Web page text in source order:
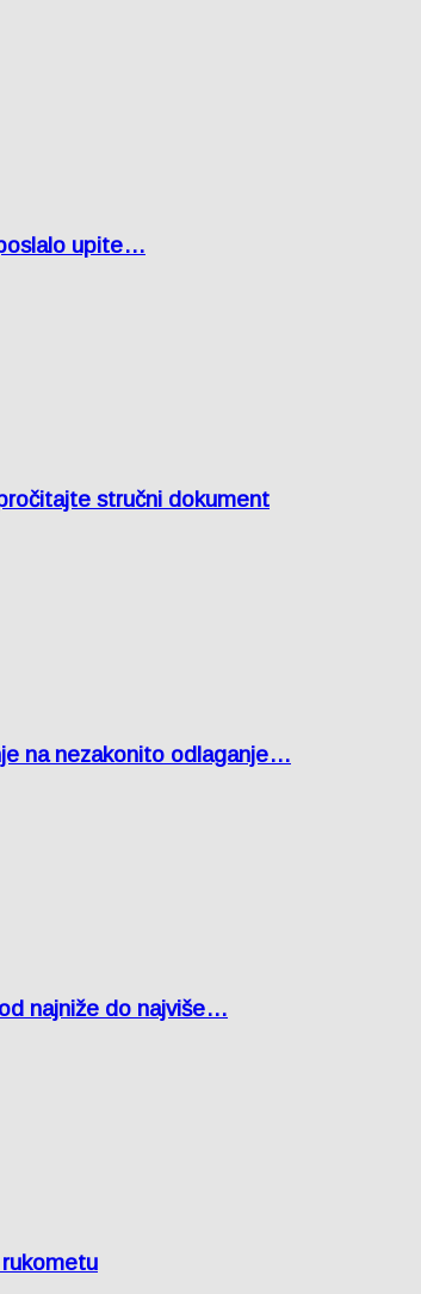
upite…
stručni dokument
na nezakonito odlaganje…
najniže do najviše…